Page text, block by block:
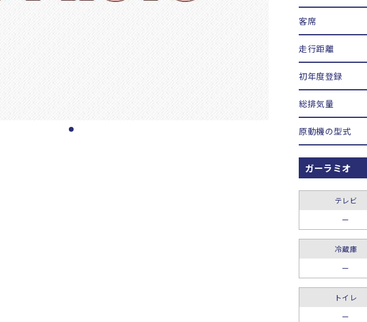
客席
走行距離
初年度登録
総排気量
原動機の型式
ガーラミオ
テレビ
ー
冷蔵庫
ー
トイレ
ー